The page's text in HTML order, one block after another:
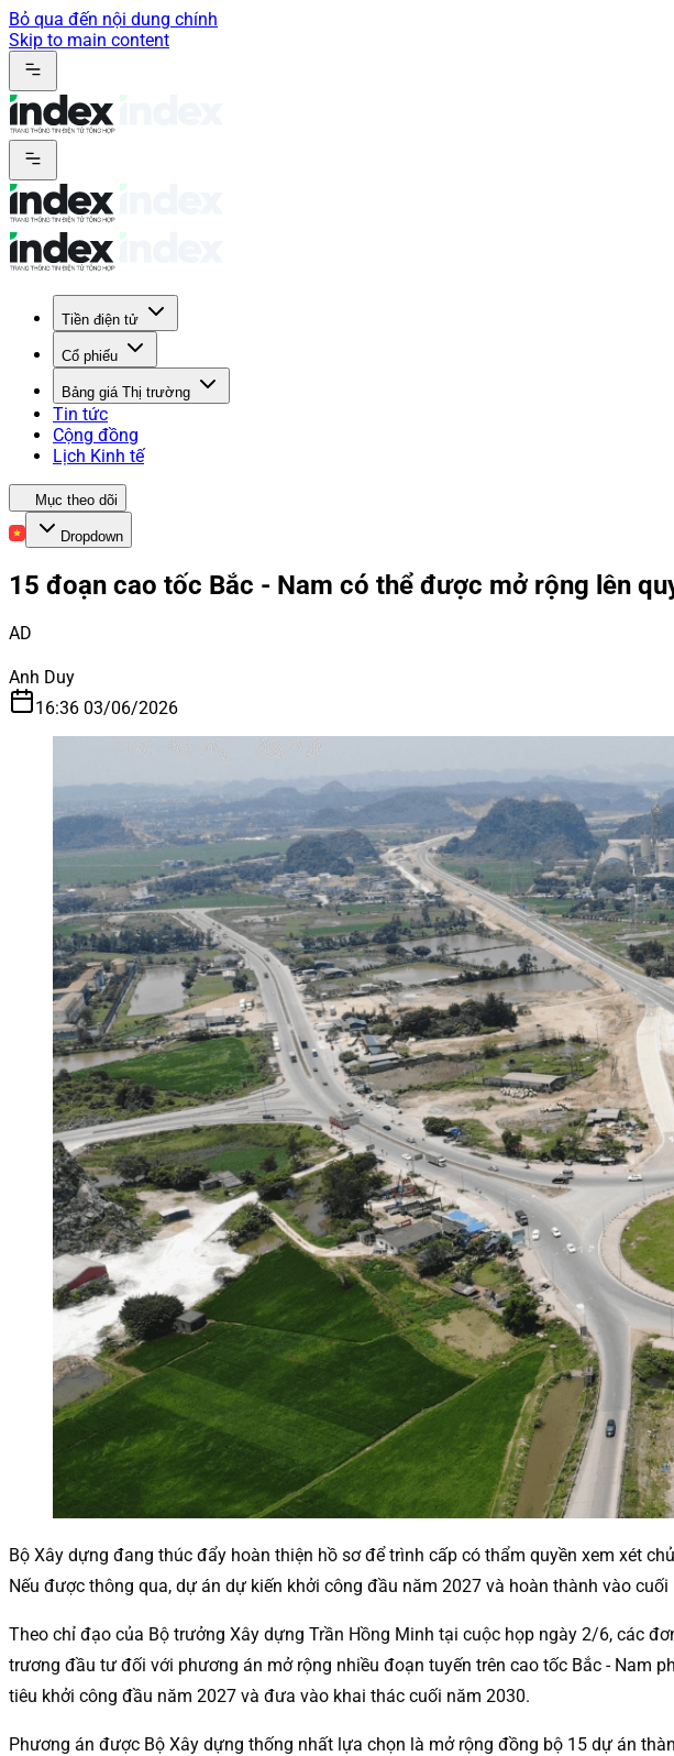
Bỏ qua đến nội dung chính
Skip to main content
Tiền điện tử
Cổ phiếu
Bảng giá Thị trường
Tin tức
Cộng đồng
Lịch Kinh tế
Mục theo dõi
Dropdown
15 đoạn cao tốc Bắc - Nam có thể được mở rộng lên
AD
Anh Duy
16:36 03/06/2026
Bộ Xây dựng đang thúc đẩy hoàn thiện hồ sơ để trình cấp có thẩm quyền xem xét
Nếu được thông qua, dự án dự kiến khởi công đầu năm 2027 và hoàn thành vào cuối
Theo chỉ đạo của Bộ trưởng Xây dựng Trần Hồng Minh tại cuộc họp ngày 2/6, các
trương đầu tư đối với phương án mở rộng nhiều đoạn tuyến trên cao tốc Bắc - Nam
tiêu khởi công đầu năm 2027 và đưa vào khai thác cuối năm 2030.
Phương án được Bộ Xây dựng thống nhất lựa chọn là mở rộng đồng bộ 15 dự án